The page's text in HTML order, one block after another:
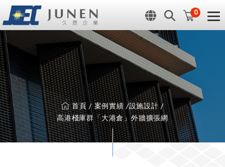
0
首頁 案例實績 設施設計
高港棧庫群「大港倉」外牆擴張網
Cookie管理面板